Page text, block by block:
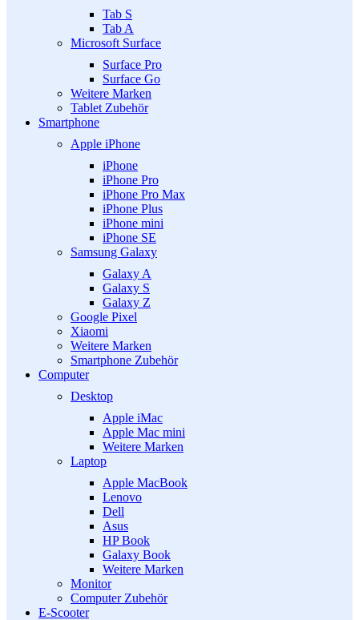
Tab S
Tab A
Microsoft Surface
Surface Pro
Surface Go
Weitere Marken
Tablet Zubehör
Smartphone
Apple iPhone
iPhone
iPhone Pro
iPhone Pro Max
iPhone Plus
iPhone mini
iPhone SE
Samsung Galaxy
Galaxy A
Galaxy S
Galaxy Z
Google Pixel
Xiaomi
Weitere Marken
Smartphone Zubehör
Computer
Desktop
Apple iMac
Apple Mac mini
Weitere Marken
Laptop
Apple MacBook
Lenovo
Dell
Asus
HP Book
Galaxy Book
Weitere Marken
Monitor
Computer Zubehör
E-Scooter